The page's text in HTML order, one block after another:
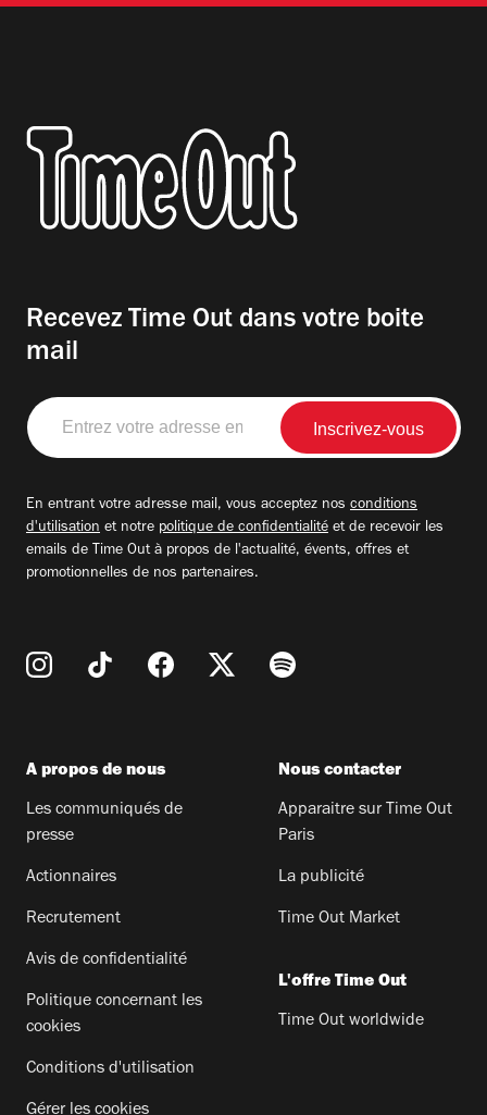
Recevez Time Out dans votre boite
mail
Entrez
votre
adresse
En entrant votre adresse mail, vous acceptez nos conditions
d'utilisation et notre politique de confidentialité et de recevoir les
emails de Time Out à propos de l'actualité, évents, offres et
promotionnelles de nos partenaires.
A propos de nous
Les communiqués de
presse
Actionnaires
Recrutement
Avis de confidentialité
Politique concernant les
cookies
Conditions d'utilisation
Gérer les cookies
Nous contacter
Apparaitre sur Time Out
Paris
La publicité
Time Out Market
L'offre Time Out
Time Out worldwide